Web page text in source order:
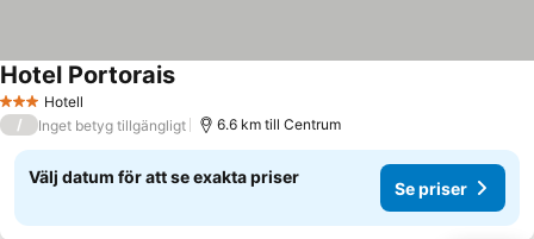
3 StjärnorHotell
Hotel Portorais
/ Inget betyg tillgängligt 6.6 km till Centrum
Välj datum för att se exakta priser
Se priser